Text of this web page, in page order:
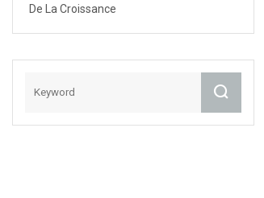
De La Croissance